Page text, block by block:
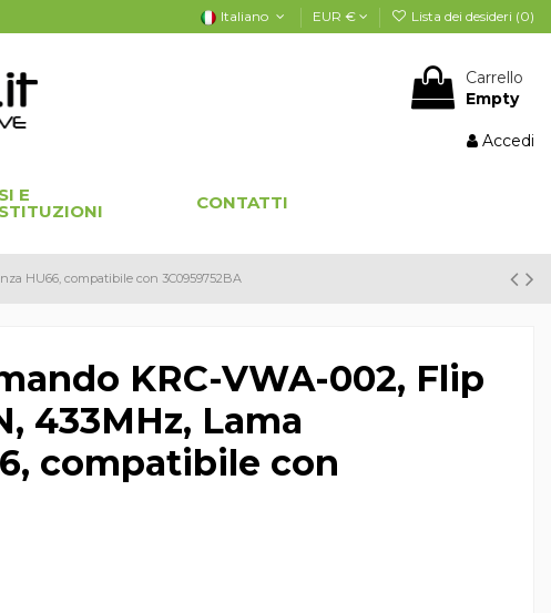
Italiano EUR € Lista dei desideri (0)
Carrello
Empty
Accedi
E CONTATTI
HU66, compatibile con 3C0959752BA
KRC-VWA-002, Flip
433MHz, Lama
compatibile con